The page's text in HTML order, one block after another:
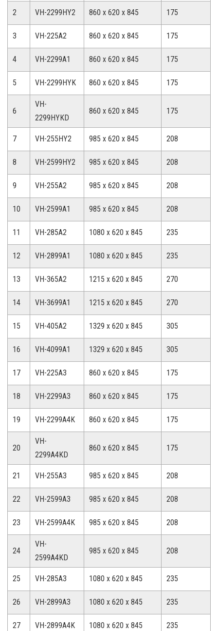
2 VH-2299HY2 860 x 620 x 845 175
3 VH-225A2 860 x 620 x 845 175
4 VH-2299A1 860 x 620 x 845 175
5 VH-2299HYK 860 x 620 x 845 175
6
VH-
2299HYKD
860 x 620 x 845 175
7 VH-255HY2 985 x 620 x 845 208
8 VH-2599HY2 985 x 620 x 845 208
9 VH-255A2 985 x 620 x 845 208
10 VH-2599A1 985 x 620 x 845 208
11 VH-285A2 1080 x 620 x 845 235
12 VH-2899A1 1080 x 620 x 845 235
13 VH-365A2 1215 x 620 x 845 270
14 VH-3699A1 1215 x 620 x 845 270
15 VH-405A2 1329 x 620 x 845 305
16 VH-4099A1 1329 x 620 x 845 305
17 VH-225A3 860 x 620 x 845 175
18 VH-2299A3 860 x 620 x 845 175
19 VH-2299A4K 860 x 620 x 845 175
20
VH-
2299A4KD
860 x 620 x 845 175
21 VH-255A3 985 x 620 x 845 208
22 VH-2599A3 985 x 620 x 845 208
23 VH-2599A4K 985 x 620 x 845 208
24
VH-
2599A4KD
985 x 620 x 845 208
25 VH-285A3 1080 x 620 x 845 235
26 VH-2899A3 1080 x 620 x 845 235
27 VH-2899A4K 1080 x 620 x 845 235